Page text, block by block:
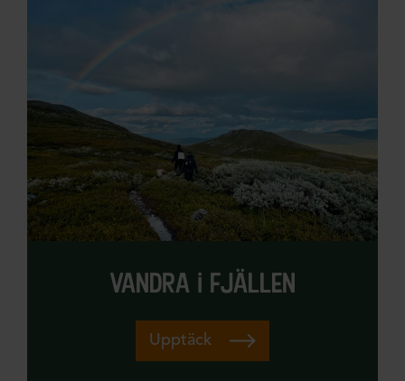
vandra i fjällen
Upptäck